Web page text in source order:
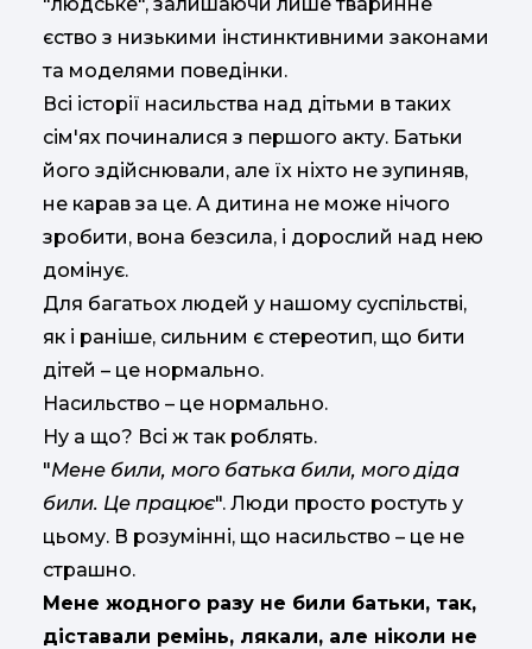
єство з низькими інстинктивними законами
та моделями поведінки.
Всі історії насильства над дітьми в таких
сім'ях починалися з першого акту. Батьки
його здійснювали, але їх ніхто не зупиняв,
не карав за це. А дитина не може нічого
зробити, вона безсила, і дорослий над нею
домінує.
Для багатьох людей у нашому суспільстві,
як і раніше, сильним є стереотип, що бити
дітей – це нормально.
Насильство – це нормально.
Ну а що? Всі ж так роблять.
"Мене били, мого батька били, мого діда
били. Це працює". Люди просто ростуть у
цьому. В розумінні, що насильство – це не
страшно.
Мене жодного разу не били батьки, так,
діставали ремінь, лякали, але ніколи не